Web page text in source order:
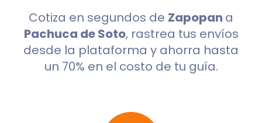
Cotiza en segundos de Zapopan a
Pachuca de Soto, rastrea tus envíos
desde la plataforma y ahorra hasta
un 70% en el costo de tu guía.